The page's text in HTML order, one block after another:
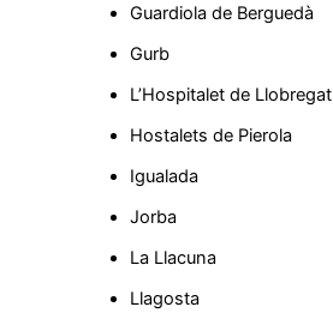
Guardiola de Berguedà
Gurb
L’Hospitalet de Llobregat
Hostalets de Pierola
Igualada
Jorba
La Llacuna
Llagosta